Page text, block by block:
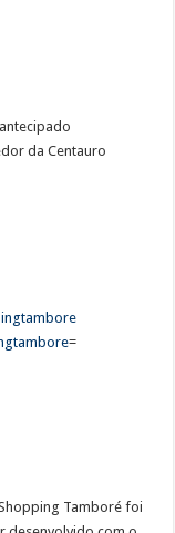
da Centauro
=
Tamboré foi